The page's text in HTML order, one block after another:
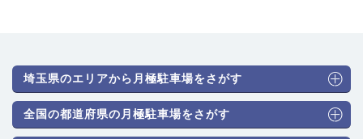
埼玉県のエリアから月極駐車場をさがす
全国の都道府県の月極駐車場をさがす